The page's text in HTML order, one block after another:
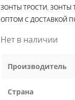
ЗОНТЫ ТРОСТИ, ЗОНТЫ
ОПТОМ С ДОСТАВКОЙ
Нет в наличии
Производитель
Страна